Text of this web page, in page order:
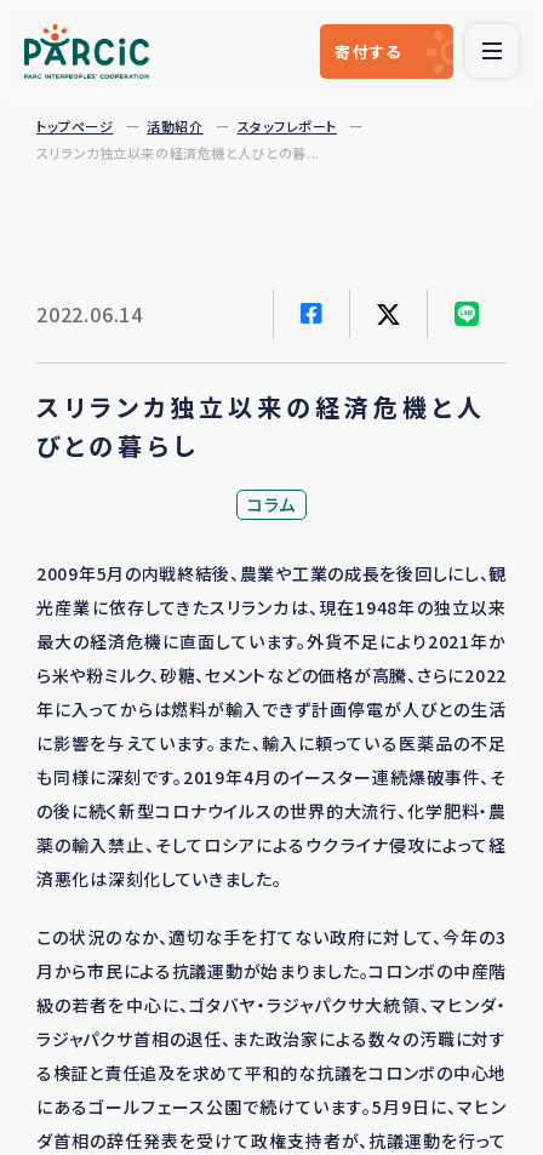
寄付する
トップページ 活動紹介
スタッフレポート
スリランカ独立以来の経済危機と人びとの暮...
2022.06.14
スリランカ独立以来の経済危機と人
びとの暮らし
コラム
2009年5月の内戦終結後、農業や工業の成長を後回しにし、観
光産業に依存してきたスリランカは、現在1948年の独立以来
最大の経済危機に直面しています。外貨不足により2021年か
ら米や粉ミルク、砂糖、セメントなどの価格が高騰、さらに2022
年に入ってからは燃料が輸入できず計画停電が人びとの生活
に影響を与えています。また、輸入に頼っている医薬品の不足
も同様に深刻です。2019年4月のイースター連続爆破事件、そ
の後に続く新型コロナウイルスの世界的大流行、化学肥料・農
薬の輸入禁止、そしてロシアによるウクライナ侵攻によって経
済悪化は深刻化していきました。
この状況のなか、適切な手を打てない政府に対して、今年の3
月から市民による抗議運動が始まりました。コロンボの中産階
級の若者を中心に、ゴタバヤ・ラジャパクサ大統領、マヒンダ・
ラジャパクサ首相の退任、また政治家による数々の汚職に対す
る検証と責任追及を求めて平和的な抗議をコロンボの中心地
にあるゴールフェース公園で続けています。5月9日に、マヒン
ダ首相の辞任発表を受けて政権支持者が、抗議運動を行って